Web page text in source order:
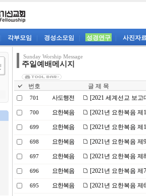
각부모임 경성소모임 성경연구 사진자
Sunday Worship Message
주일예배메시지
번호 글 제 목
701 사도행전 [2021 세계선교 보
700 요한복음 [2021년 요한복음
699 요한복음 [2021년 요한복음
698 요한복음 [2021년 요한복음
697 요한복음 [2021년 요한복음
696 요한복음 [2021년 요한복음
695 요한복음 [2021년 요한복음